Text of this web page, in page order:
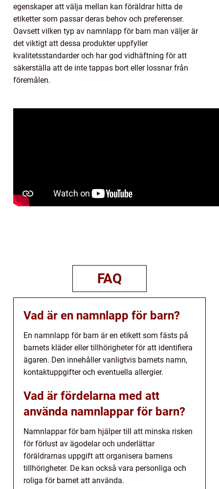
egenskaper att välja mellan kan föräldrar hitta de
etiketter som passar deras behov och preferenser.
Oavsett vilken typ av namnlapp för barn man väljer är
det viktigt att dessa produkter uppfyller
kvalitetsstandarder och har god vidhäftning för att
säkerställa att de inte tappas bort eller lossnar från
föremålen.
FAQ
Vad är en namnlapp för barn?
En namnlapp för barn är en etikett som fästs på
barnets kläder eller tillhörigheter för att identifiera
ägaren. Den innehåller vanligtvis barnets namn,
kontaktuppgifter och eventuella allergier.
Vad är fördelarna med att
använda namnlappar för barn?
Namnlappar för barn hjälper till att minska risken
för förlust av ägodelar och underlättar
föräldrarnas uppgift att organisera barnens
tillhörigheter. De kan också vara personliga och
roliga för barnet att använda.